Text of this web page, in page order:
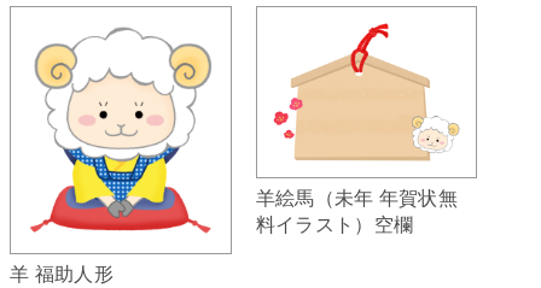
羊 福助人形
羊絵馬（未年 年賀状無
料イラスト）空欄